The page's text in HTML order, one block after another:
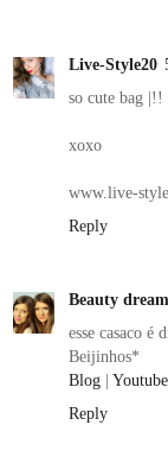
Live-Style20
so cute bag |!!
xoxo
www.live-
Reply
Beauty dream
esse casaco é
Beijinhos*
Blog | Youtube
Reply